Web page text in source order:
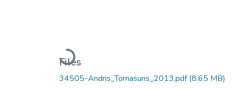
Loading...
Files
34505-Andris_Tomasuns_2013.pdf(8.65 MB)